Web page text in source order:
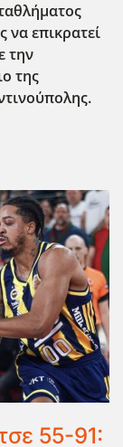
επικρατεί
την
της
55-91: